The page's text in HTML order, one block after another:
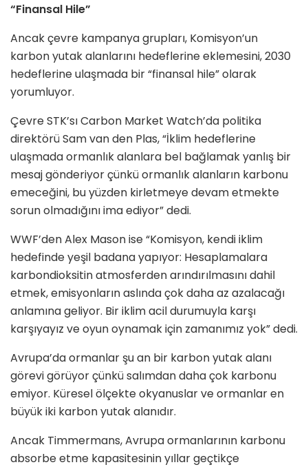
“Finansal Hile”
Ancak çevre kampanya grupları, Komisyon’un
karbon yutak alanlarını hedeflerine eklemesini, 2030
hedeflerine ulaşmada bir “finansal hile” olarak
yorumluyor.
Çevre STK’sı Carbon Market Watch’da politika
direktörü Sam van den Plas, “İklim hedeflerine
ulaşmada ormanlık alanlara bel bağlamak yanlış bir
mesaj gönderiyor çünkü ormanlık alanların karbonu
emeceğini, bu yüzden kirletmeye devam etmekte
sorun olmadığını ima ediyor” dedi.
WWF’den Alex Mason ise “Komisyon, kendi iklim
hedefinde yeşil badana yapıyor: Hesaplamalara
karbondioksitin atmosferden arındırılmasını dahil
etmek, emisyonların aslında çok daha az azalacağı
anlamına geliyor. Bir iklim acil durumuyla karşı
karşıyayız ve oyun oynamak için zamanımız yok” dedi.
Avrupa’da ormanlar şu an bir karbon yutak alanı
görevi görüyor çünkü salımdan daha çok karbonu
emiyor. Küresel ölçekte okyanuslar ve ormanlar en
büyük iki karbon yutak alanıdır.
Ancak Timmermans, Avrupa ormanlarının karbonu
absorbe etme kapasitesinin yıllar geçtikçe